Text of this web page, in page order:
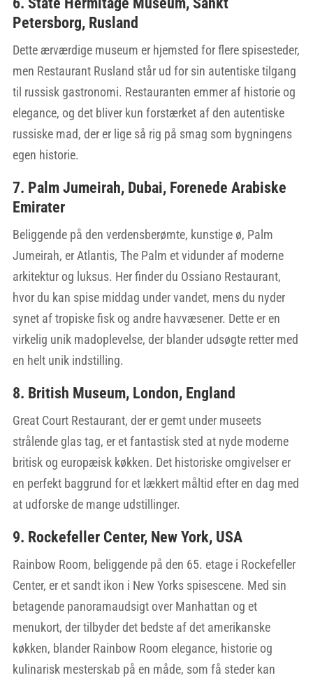
Petersborg, Rusland
Dette ærværdige museum er hjemsted for flere spisesteder,
men Restaurant Rusland står ud for sin autentiske tilgang
til russisk gastronomi. Restauranten emmer af historie og
elegance, og det bliver kun forstærket af den autentiske
russiske mad, der er lige så rig på smag som bygningens
egen historie.
7. Palm Jumeirah, Dubai, Forenede Arabiske
Emirater
Beliggende på den verdensberømte, kunstige ø, Palm
Jumeirah, er Atlantis, The Palm et vidunder af moderne
arkitektur og luksus. Her finder du Ossiano Restaurant,
hvor du kan spise middag under vandet, mens du nyder
synet af tropiske fisk og andre havvæsener. Dette er en
virkelig unik madoplevelse, der blander udsøgte retter med
en helt unik indstilling.
8. British Museum, London, England
Great Court Restaurant, der er gemt under museets
strålende glas tag, er et fantastisk sted at nyde moderne
britisk og europæisk køkken. Det historiske omgivelser er
en perfekt baggrund for et lækkert måltid efter en dag med
at udforske de mange udstillinger.
9. Rockefeller Center, New York, USA
Rainbow Room, beliggende på den 65. etage i Rockefeller
Center, er et sandt ikon i New Yorks spisescene. Med sin
betagende panoramaudsigt over Manhattan og et
menukort, der tilbyder det bedste af det amerikanske
køkken, blander Rainbow Room elegance, historie og
kulinarisk mesterskab på en måde, som få steder kan